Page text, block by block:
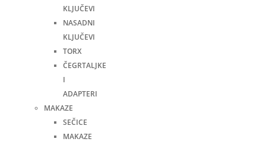
KLJUČEVI
NASADNI
KLJUČEVI
TORX
ČEGRTALJKE
I
ADAPTERI
MAKAZE
SEČICE
MAKAZE